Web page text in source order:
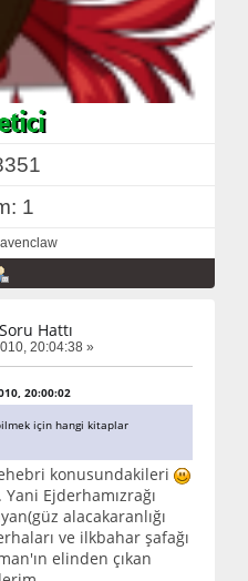
1
Hattı
20:04:38 »
20:00:02
için hangi kitaplar
konusundakileri
Ejderhamızrağı
alacakaranlığı
ve ilkbahar şafağı
elinden çıkan